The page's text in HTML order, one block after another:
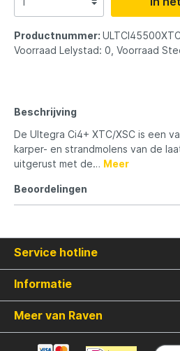
Productnummer:
Voorraad Lelystad: 0, Voorraad
Beschrijving
De Ultegra Ci4+ XTC/XSC is een
karper- en strandmolens van de
uitgerust met de… Meer
Beoordelingen
Service hotline
Informatie
Meer van Raven